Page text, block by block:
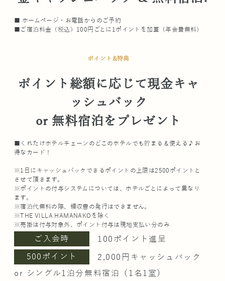
■ ホームページ・お電話からのご予約
■ご宿泊料金（税込）100円ごとに1ポイントを加算（年会費無料）
ポイント&特典
ポイント総額に応じて現金キャ
ッシュバック
or 無料宿泊をプレゼント
■くれたけホテルチェーンのどこのホテルでも貯まる＆使える♪お
得なカード！
※1日にキャッシュバックできるポイントの上限は2500ポイントと
させて頂きます。
※ポイントの付与システムについては、ホテルごとによって異なり
ます。
※宿泊代無料の際、領収書の発行はできません。
※THE VILLA HAMANAKOを除く
※売掛は付与対象外、ポイント付与は現地支払い分のみ
ご入会時
100ポイント進呈
500ポイント
2,000円キャッシュバック
or シングル1泊分無料宿泊（1名1室）